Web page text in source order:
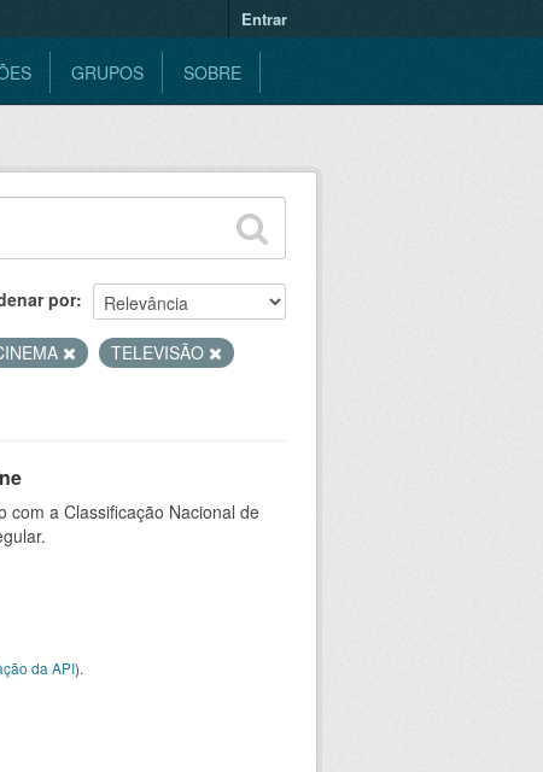
Entrar
GRUPOS SOBRE
por
TELEVISÃO
com a Classificação Nacional de
da API).